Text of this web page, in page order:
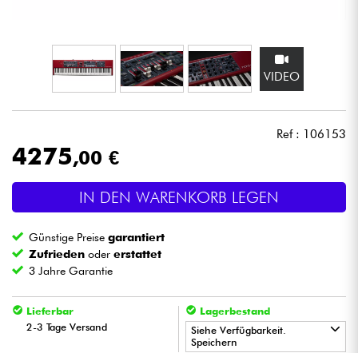
Mikros
Live-Sound
Licht
Drums
Violinen & Quartett
VIDEO
Ref : 106153
4275,00 €
IN DEN WARENKORB LEGEN
Günstige Preisegarantiert
Zufrieden odererstattet
3 Jahre Garantie
Lieferbar
2-3 Tage Versand
Lagerbestand
Siehe Verfügbarkeit.
Speichern